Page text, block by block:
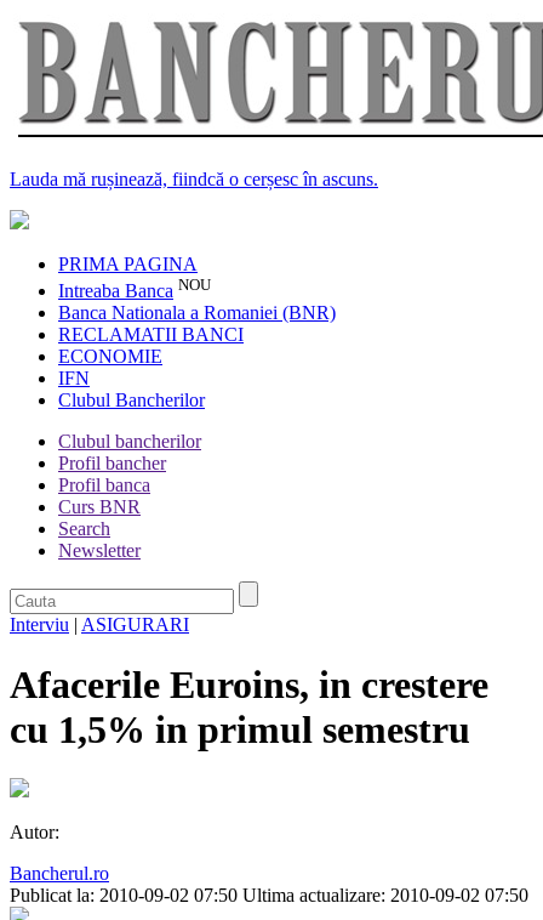
Lauda mă rușinează, fiindcă o cerșesc în ascuns.
PRIMA PAGINA
Intreaba Banca NOU
Banca Nationala a Romaniei (BNR)
RECLAMATII BANCI
ECONOMIE
IFN
Clubul Bancherilor
Clubul bancherilor
Profil bancher
Profil banca
Curs BNR
Search
Newsletter
Interviu | ASIGURARI
Afacerile Euroins, in crestere
cu 1,5% in primul semestru
Autor:
Bancherul.ro
Publicat la: 2010-09-02 07:50 Ultima actualizare: 2010-09-02 07:50